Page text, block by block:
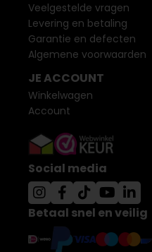
Veelgestelde vragen
Levering en betaling
Garantie en defecten
Algemene voorwaarden
JE ACCOUNT
Winkelwagen
Account
Social media
Betaal snel en veilig